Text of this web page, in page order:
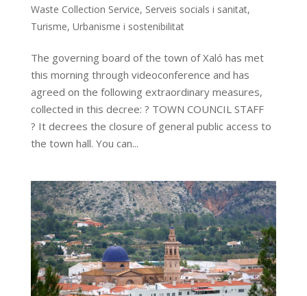
Waste Collection Service, Serveis socials i sanitat,
Turisme, Urbanisme i sostenibilitat
The governing board of the town of Xaló has met
this morning through videoconference and has
agreed on the following extraordinary measures,
collected in this decree: ? TOWN COUNCIL STAFF
? It decrees the closure of general public access to
the town hall. You can...